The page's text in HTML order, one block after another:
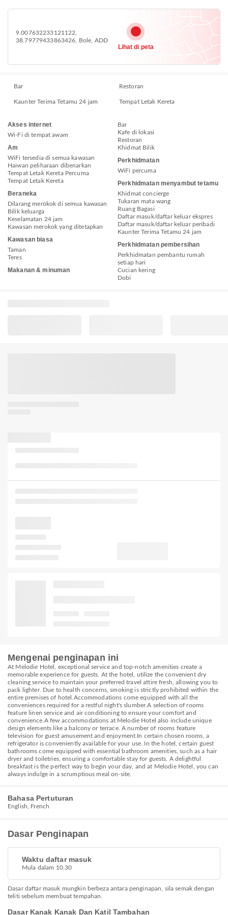
9.007632233121122,
38.79779433863426, Bole, ADD
Lihat di peta
Bar Restoran
Kaunter Terima Tetamu 24 jam Tempat Letak Kereta
Akses internet
Wi-Fi di tempat awam
Am
WiFi tersedia di semua kawasan
Haiwan peliharaan dibenarkan
Tempat Letak Kereta Percuma
Tempat Letak Kereta
Beraneka
Dilarang merokok di semua kawasan
Bilik keluarga
Keselamatan 24 jam
Kawasan merokok yang ditetapkan
Kawasan biasa
Taman
Teres
Makanan & minuman
Bar
Kafe di lokasi
Restoran
Khidmat Bilik
Perkhidmatan
WiFi percuma
Perkhidmatan menyambut tetamu
Khidmat concierge
Tukaran mata wang
Ruang Bagasi
Daftar masuk/daftar keluar ekspres
Daftar masuk/daftar keluar peribadi
Kaunter Terima Tetamu 24 jam
Perkhidmatan pembersihan
Perkhidmatan pembantu rumah
setiap hari
Cucian kering
Dobi
Mengenai penginapan ini
At Melodie Hotel, exceptional service and top-notch amenities create a
memorable experience for guests. At the hotel, utilize the convenient dry
cleaning service to maintain your preferred travel attire fresh, allowing you to
pack lighter. Due to health concerns, smoking is strictly prohibited within the
entire premises of hotel.Accommodations come equipped with all the
conveniences required for a restful night's slumber.A selection of rooms
feature linen service and air conditioning to ensure your comfort and
convenience.A few accommodations at Melodie Hotel also include unique
design elements like a balcony or terrace. A number of rooms feature
television for guest amusement and enjoyment.In certain chosen rooms, a
refrigerator is conveniently available for your use. In the hotel, certain guest
bathrooms come equipped with essential bathroom amenities, such as a hair
dryer and toiletries, ensuring a comfortable stay for guests. A delightful
breakfast is the perfect way to begin your day, and at Melodie Hotel, you can
always indulge in a scrumptious meal on-site.
Bahasa Pertuturan
English, French
Dasar Penginapan
Waktu daftar masuk
Mula dalam 10.30
Dasar daftar masuk mungkin berbeza antara penginapan, sila semak dengan
teliti sebelum membuat tempahan.
Dasar Kanak Kanak Dan Katil Tambahan